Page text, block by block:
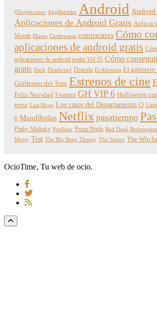
(Des)encanto AggRetsuko Android Android
Aplicaciones de Android Gratis
Mouth Blame Castlevania comparativa Cómo
aplicaciones de android gratis
aplicaciones de android gratis Vol 35 Cómo
gratis Dark Deadwind Dracula El Alienista El gabinete
Guillermo del Toro Estrenos de cine
Feliz Navidad Frontera GH VIP 6 Halloween
terror Last Hope Los casos del Departamento Q
6 Mandíbulas Netflix pasatiempo
Pinky Malinky Predator Prom Night Red Dead
Morty Test The Big Bang Theory The Sinner The
OcioTime, Tu web de ocio.